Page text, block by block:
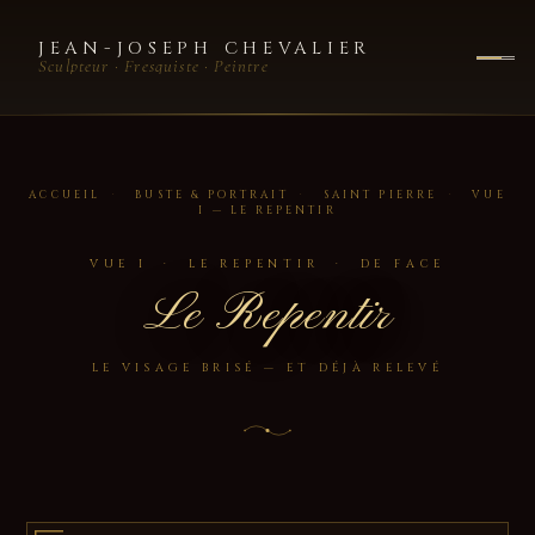
JEAN-JOSEPH CHEVALIER
Sculpteur · Fresquiste · Peintre
ACCUEIL · BUSTE & PORTRAIT · SAINT PIERRE ·
VUE
I — LE REPENTIR
VUE I · LE REPENTIR · DE FACE
Le Repentir
LE VISAGE BRISÉ — ET DÉJÀ RELEVÉ